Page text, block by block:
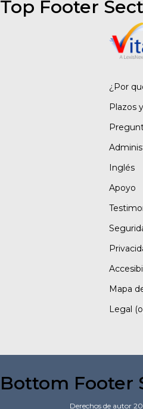
Top Footer
¿Por
Plazos
Inglés
Apoyo
Mapa
Legal
Bottom Footer
Derechos de autor